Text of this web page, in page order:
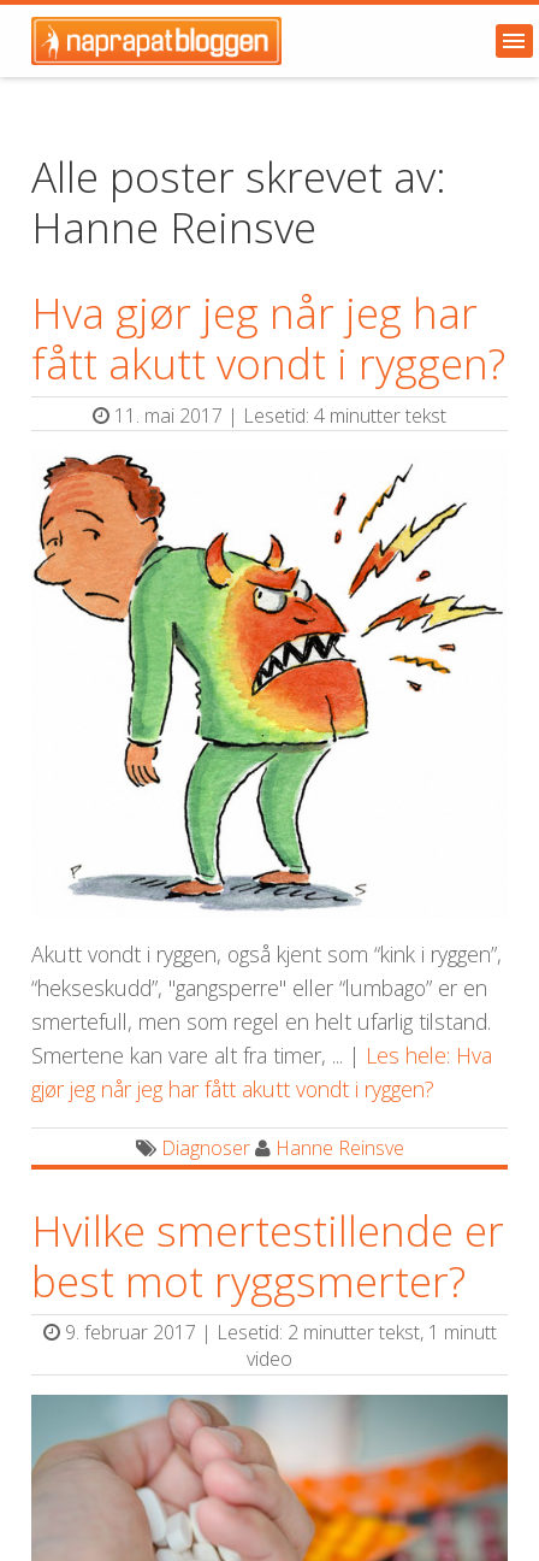
Alle poster skrevet av:
Hanne Reinsve
Hva gjør jeg når jeg har
fått akutt vondt i ryggen?
11. mai 2017 | Lesetid: 4 minutter tekst
Akutt vondt i ryggen, også kjent som “kink i ryggen”,
“hekseskudd”, "gangsperre" eller “lumbago” er en
smertefull, men som regel en helt ufarlig tilstand.
Smertene kan vare alt fra timer, ... | Les hele: Hva
gjør jeg når jeg har fått akutt vondt i ryggen?
Diagnoser Hanne Reinsve
Hvilke smertestillende er
best mot ryggsmerter?
9. februar 2017 | Lesetid: 2 minutter tekst, 1 minutt
video